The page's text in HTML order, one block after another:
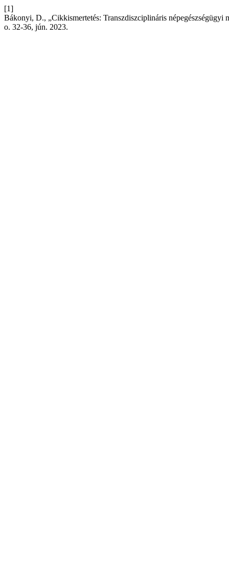
[1]
Bákonyi, D., „Cikkismertetés: Transzdiszciplináris népegészségügyi
o. 32-36, jún. 2023.